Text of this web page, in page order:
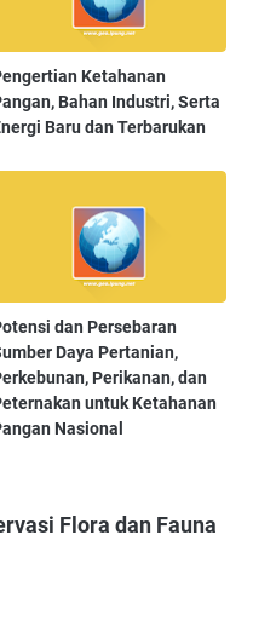
Ketahanan
Bahan Industri, Serta
Baru dan Terbarukan
dan Persebaran
Daya Pertanian,
Perikanan, dan
untuk Ketahanan
Nasional
Flora dan Fauna